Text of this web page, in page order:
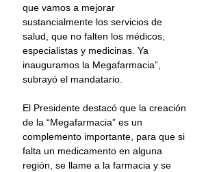
que vamos a mejorar
sustancialmente los servicios de
salud, que no falten los médicos,
especialistas y medicinas. Ya
inauguramos la Megafarmacia”,
subrayó el mandatario.
El Presidente destacó que la creación
de la “Megafarmacia” es un
complemento importante, para que si
falta un medicamento en alguna
región, se llame a la farmacia y se